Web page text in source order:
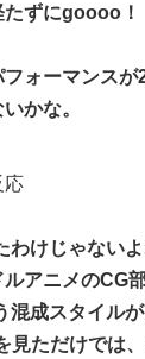
ずにgoooo！
ォーマンスが
かな。
応
わけじゃないよ
アニメのCG
混成スタイルが
見ただけでは